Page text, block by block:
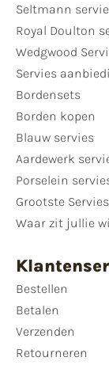
Seltmann
Royal Doulton
Wedgwood
Servies
Bordensets
Borden kopen
Blauw servies
Aardewerk
Porselein
Grootste
Waar zit jullie
Bestellen
Betalen
Verzenden
Retourneren